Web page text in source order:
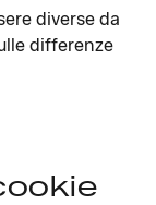
diverse da
differenze